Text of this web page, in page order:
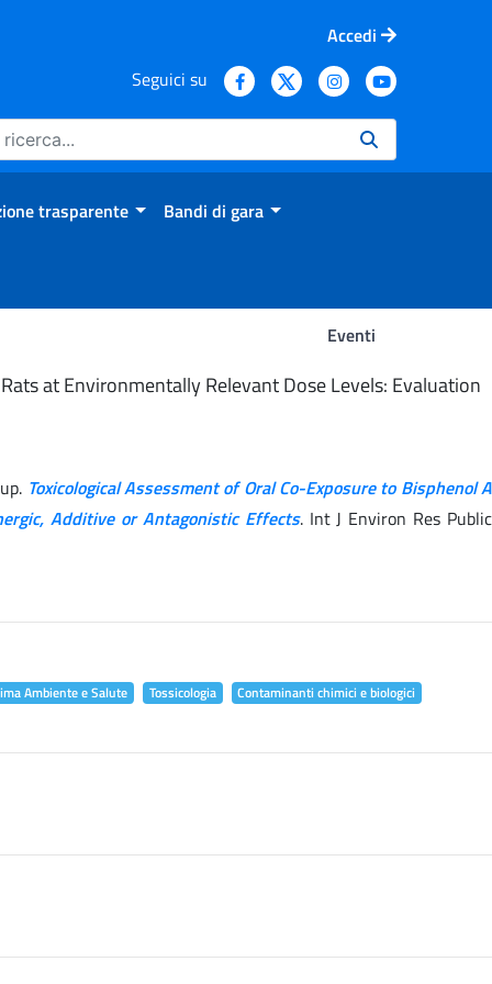
Accedi
Seguici su
trasparente Bandi di gara
Eventi
at Environmentally Relevant Dose Levels: Evaluation
Toxicological Assessment of Oral Co-Exposure to Bisphenol A
Additive or Antagonistic Effects. Int J Environ Res Public
Ambiente e Salute Tossicologia Contaminanti chimici e biologici